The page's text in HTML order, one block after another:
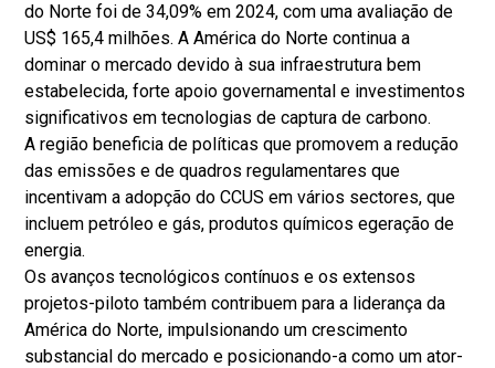
do Norte foi de 34,09% em 2024, com uma avaliação de
US$ 165,4 milhões. A América do Norte continua a
dominar o mercado devido à sua infraestrutura bem
estabelecida, forte apoio governamental e investimentos
significativos em tecnologias de captura de carbono.
A região beneficia de políticas que promovem a redução
das emissões e de quadros regulamentares que
incentivam a adopção do CCUS em vários sectores, que
incluem petróleo e gás, produtos químicos egeração de
energia.
Os avanços tecnológicos contínuos e os extensos
projetos-piloto também contribuem para a liderança da
América do Norte, impulsionando um crescimento
substancial do mercado e posicionando-a como um ator-